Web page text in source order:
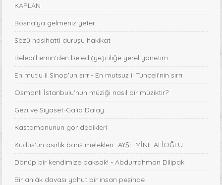
KAPLAN
Bosna'ya gelmeniz yeter
Sözü nasihatti duruşu hakikat
Beledi'l emin'den beledi(ye)ciliğe yerel yönetim
En mutlu il Sinop'un sırrı- En mutsuz il Tunceli'nin sırrı
Osmanlı İstanbulu'nun müziği nasıl bir müziktir?
Gezi ve Siyaset-Galip Dalay
Kastamonunun gor dedikleri
Kudüs'ün asırlık barış melekleri -AYŞE MİNE ALİOĞLU
Dönüp bir kendimize baksak! - Abdurrahman Dilipak
Bir ahlâk davası yahut bir insan peşinde